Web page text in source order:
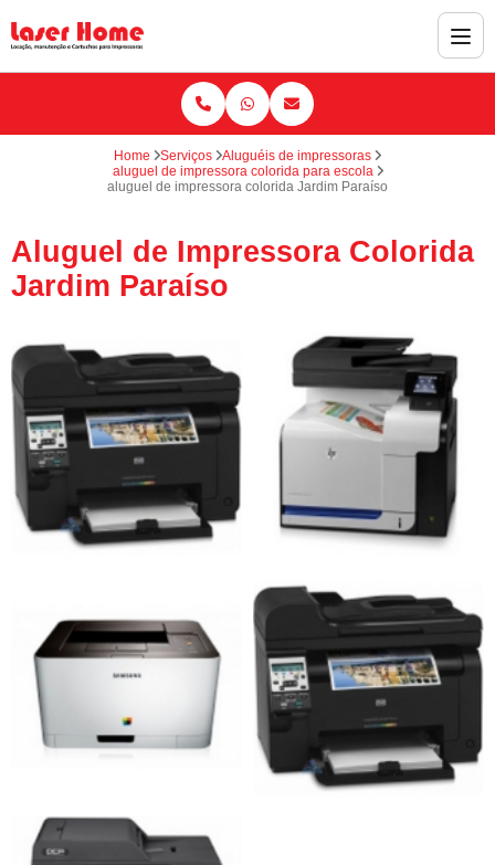
Home Serviços
Aluguéis de impressoras
aluguel de impressora colorida para escola
aluguel de impressora colorida Jardim Paraíso
Aluguel de Impressora Colorida
Jardim Paraíso